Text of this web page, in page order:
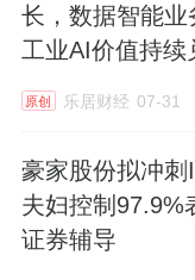
长，数据智能
工业AI价值持续
原创 乐居财经 07-31
豪家股份拟冲
夫妇控制97.9%
证券辅导